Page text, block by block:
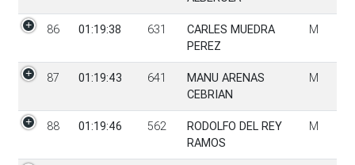
86 01:19:38 631
CARLES MUEDRA
PEREZ
M
87 01:19:43 641
MANU ARENAS
CEBRIAN
M
88 01:19:46 562
RODOLFO DEL REY
RAMOS
M